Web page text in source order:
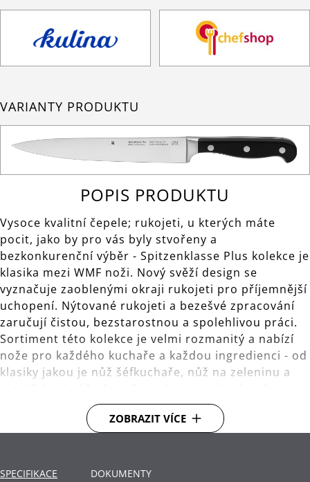
VARIANTY PRODUKTU
POPIS PRODUKTU
Vysoce kvalitní čepele; rukojeti, u kterých máte
pocit, jako by pro vás byly stvořeny a
bezkonkurenční výběr - Spitzenklasse Plus kolekce je
klasika mezi WMF noži. Nový svěží design se
vyznačuje zaoblenými okraji rukojeti pro příjemnější
uchopení. Nýtované rukojeti a bezešvé zpracování
zaručují čistou, bezstarostnou a spolehlivou práci.
Sortiment této kolekce je velmi rozmanitý a nabízí
nože pro každého kuchaře a každou ingredienci - od
klasiky jakou je nůž šéfkuchaře, nůž na zeleninu a
Příprava jídla ještě nikdy nebyla tak zábavná!
ZOBRAZIT VÍCE
SPECIFIKACE DOKUMENTY